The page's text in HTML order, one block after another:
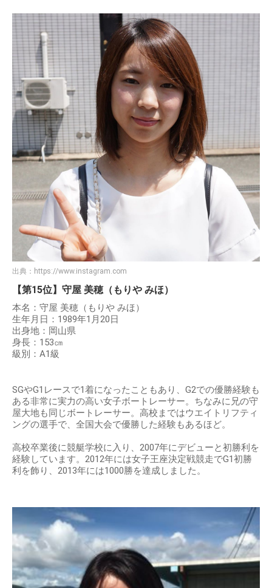
出典： https://www.instagram.com
【第15位】守屋 美穂（もりや みほ）
本名：守屋 美穂（もりや みほ）
生年月日：1989年1月20日
出身地：岡山県
身長：153㎝
級別：A1級
SGやG1レースで1着になったこともあり、G2での優勝経験も
ある非常に実力の高い女子ボートレーサー。ちなみに兄の守
屋大地も同じボートレーサー。高校まではウエイトリフティ
ングの選手で、全国大会で優勝した経験もあるほど。
高校卒業後に競艇学校に入り、2007年にデビューと初勝利を
経験しています。2012年には女子王座決定戦競走でG1初勝
利を飾り、2013年には1000勝を達成しました。